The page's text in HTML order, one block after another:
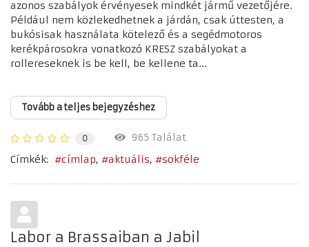
azonos szabályok érvényesek mindkét jármű vezetőjére.
Például nem közlekedhetnek a járdán, csak úttesten, a
bukósisak használata kötelező és a segédmotoros
kerékpárosokra vonatkozó KRESZ szabályokat a
rollereseknek is be kell, be kellene ta...
Tovább a teljes bejegyzéshez
0
965 Találat
Címkék:
címlap aktuális sokféle
Labor a Brassaiban a Jabil